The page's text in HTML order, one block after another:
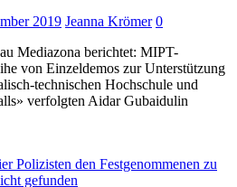
2019 Jeanna Krömer 0
Mediazona berichtet: MIPT-
von Einzeldemos zur Unterstützung
technischen Hochschule und
verfolgten Aidar Gubaidulin